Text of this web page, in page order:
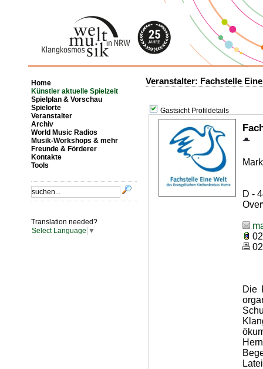
Home
Künstler aktuelle Spielzeit
Spielplan & Vorschau
Spielorte
Veranstalter
Archiv
World Music Radios
Musik-Workshops & mehr
Freunde & Förderer
Kontakte
Tools
Translation needed?
Select Language ▼
Veranstalter: Fachstelle
Gastsicht Profildetails
D -
Die